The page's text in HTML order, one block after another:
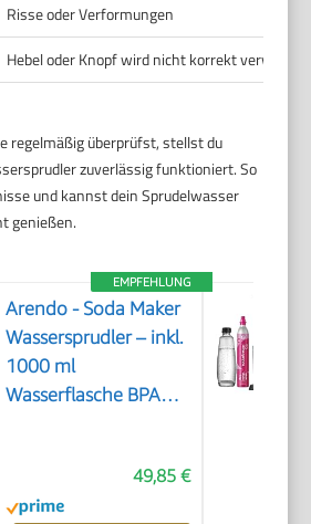
Risse oder Verformungen
Hebel oder Knopf wird nicht korrekt verwendet
regelmäßig überprüfst, stellst du
zuverlässig funktioniert. So
und kannst dein Sprudelwasser
genießen.
EMPFEHLUNG
Arendo - Soda Maker
Wassersprudler – inkl.
1000 ml
Wasserflasche BPA
kompatibel mit 60 l
CO2 Zylindern
49,85 €